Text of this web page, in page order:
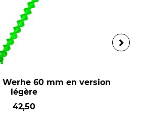
60 mm en version
légère
42,50